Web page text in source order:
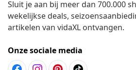
Sluit je aan bij meer dan 700.000
wekelijkse deals,
artikelen van vidaXL ontvangen.
Onze sociale media